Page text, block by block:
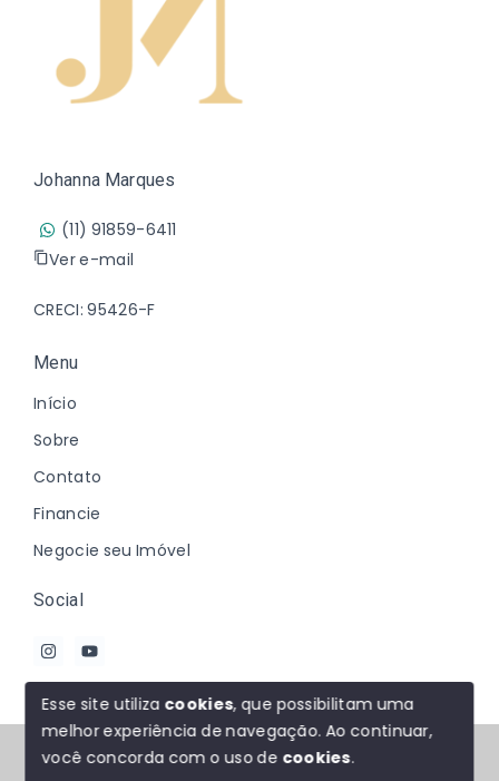
Johanna Marques
(11) 91859-6411
Ver e-mail
CRECI: 95426-F
Menu
Início
Sobre
Contato
Financie
Negocie seu Imóvel
Social
© Copyright 2026 - Johanna Marques - Todos os
Esse site utiliza cookies, que possibilitam uma
melhor experiência de navegação.Ao continuar,
você concorda com o uso de cookies.